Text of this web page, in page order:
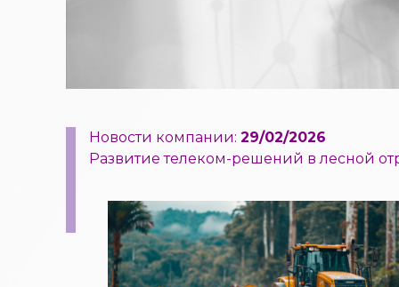
Новости компании: 29/02/2026
Развитие телеком-решений в лесной